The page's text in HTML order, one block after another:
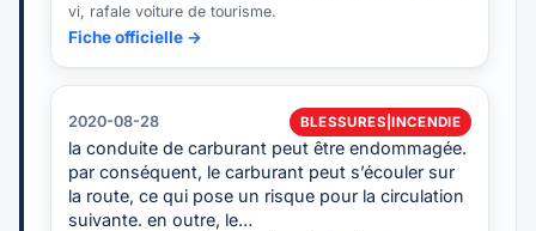
vi, rafale voiture de tourisme.
Fiche officielle →
2020-08-28 BLESSURES|INCENDIE
la conduite de carburant peut être endommagée.
par conséquent, le carburant peut s’écouler sur
la route, ce qui pose un risque pour la circulation
suivante. en outre, le…